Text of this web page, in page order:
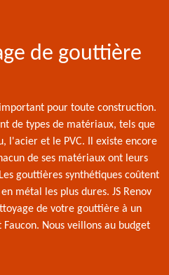
de gouttière
pour toute construction.
de types de matériaux, tels que
l'acier et le PVC. Il existe encore
de ses matériaux ont leurs
gouttières synthétiques coûtent
métal les plus dures. JS Renov
de votre gouttière à un
Nous veillons au budget